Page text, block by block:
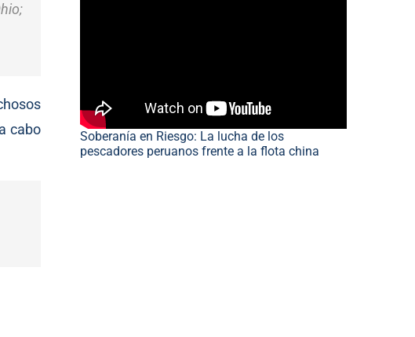
cabo
Soberanía en Riesgo: La lucha de los
pescadores peruanos frente a la flota china